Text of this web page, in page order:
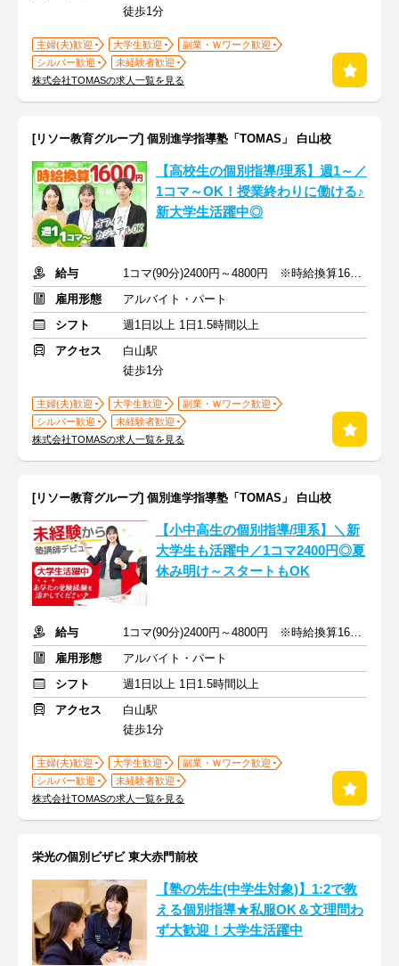
徒歩1分
主婦(夫)歓迎 大学生歓迎
副業・Ｗワーク歓迎
シルバー歓迎
未経験者歓迎
株式会社TOMASの求人一覧を見る
[リソー教育グループ] 個別進学指導塾「TOMAS」 白山校
【高校生の個別指導/理系】週1～／
1コマ～OK！授業終わりに働ける♪
新大学生活躍中◎
給与
1コマ(90分)2400円～4800円 ※時給換算1600円～3200円
雇用形態
アルバイト・パート
シフト
週1日以上 1日1.5時間以上
アクセス
白山駅
徒歩1分
主婦(夫)歓迎 大学生歓迎
副業・Ｗワーク歓迎
シルバー歓迎
未経験者歓迎
株式会社TOMASの求人一覧を見る
[リソー教育グループ] 個別進学指導塾「TOMAS」 白山校
【小中高生の個別指導/理系】＼新
大学生も活躍中／1コマ2400円◎夏
休み明け～スタートもOK
給与
1コマ(90分)2400円～4800円 ※時給換算1600円～3200円
雇用形態
アルバイト・パート
シフト
週1日以上 1日1.5時間以上
アクセス
白山駅
徒歩1分
主婦(夫)歓迎 大学生歓迎
副業・Ｗワーク歓迎
シルバー歓迎
未経験者歓迎
株式会社TOMASの求人一覧を見る
栄光の個別ビザビ 東大赤門前校
【塾の先生(中学生対象)】1:2で教
える個別指導★私服OK＆文理問わ
ず大歓迎！大学生活躍中